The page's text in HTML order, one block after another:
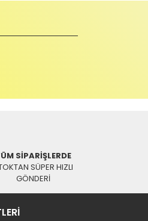
SİPARİŞLERDE
SÜPER HIZLI
GÖNDERİ